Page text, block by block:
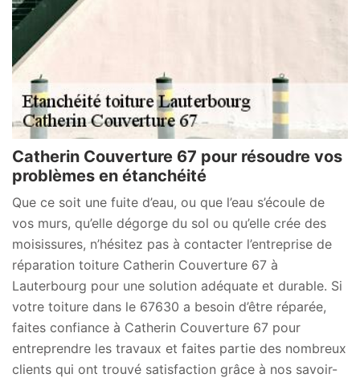
Catherin Couverture 67 pour résoudre vos
problèmes en étanchéité
Que ce soit une fuite d’eau, ou que l’eau s’écoule de
vos murs, qu’elle dégorge du sol ou qu’elle crée des
moisissures, n’hésitez pas à contacter l’entreprise de
réparation toiture Catherin Couverture 67 à
Lauterbourg pour une solution adéquate et durable. Si
votre toiture dans le 67630 a besoin d’être réparée,
faites confiance à Catherin Couverture 67 pour
entreprendre les travaux et faites partie des nombreux
clients qui ont trouvé satisfaction grâce à nos savoir-